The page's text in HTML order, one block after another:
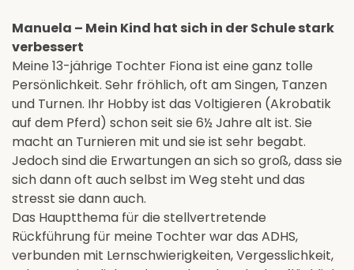
Manuela – Mein Kind hat sich in der Schule stark
verbessert
Meine 13-jährige Tochter Fiona ist eine ganz tolle
Persönlichkeit. Sehr fröhlich, oft am Singen, Tanzen
und Turnen. Ihr Hobby ist das Voltigieren (Akrobatik
auf dem Pferd) schon seit sie 6½ Jahre alt ist. Sie
macht an Turnieren mit und sie ist sehr begabt.
Jedoch sind die Erwartungen an sich so groß, dass sie
sich dann oft auch selbst im Weg steht und das
stresst sie dann auch.
Das Hauptthema für die stellvertretende
Rückführung für meine Tochter war das ADHS,
verbunden mit Lernschwierigkeiten, Vergesslichkeit,